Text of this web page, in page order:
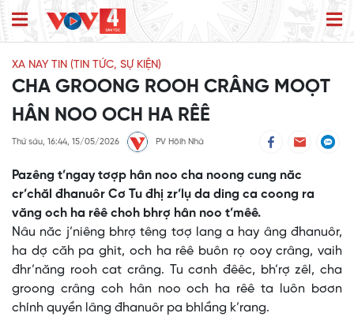
XA NAY TIN (TIN TỨC, SỰ KIỆN)
CHA GROONG ROOH CRÂNG MOỌT
HÂN NOO OCH HA RÊÊ
Thứ sáu, 16:44, 15/05/2026 PV Hôih Nhà
Pazêng t’ngay tơợp hân noo cha noong cung năc
cr’chăl đhanuôr Cơ Tu đhị zr’lụ da ding ca coong ra
văng och ha rêê choh bhrợ hân noo t’mêê.
Nâu năc j’niêng bhrợ têng tơợ lang a hay âng đhanuôr,
ha dợ căh pa ghit, och ha rêê buôn rọ ooy crâng, vaih
đhr’năng rooh cat crâng. Tu cơnh đêêc, bh’rợ zêl, cha
groong crâng coh hân noo och ha rêê ta luôn bơơn
chính quyền lâng đhanuôr pa bhlầng k’rang.